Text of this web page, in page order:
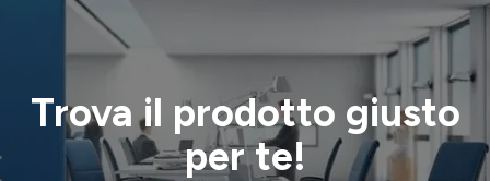
Trova il prodotto giusto
per te!